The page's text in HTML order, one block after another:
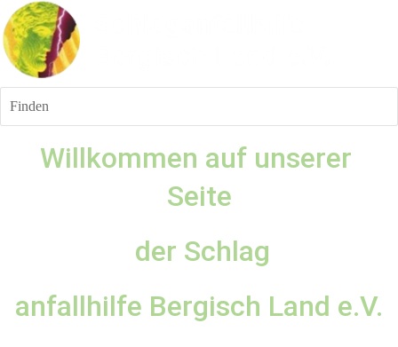
Finden
Willkommen auf unserer
Seite
der Schlag
anfallhilfe Bergisch Land e.V.